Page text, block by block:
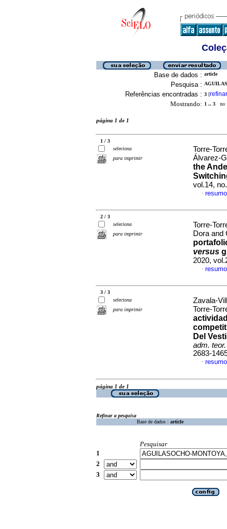
Base de dados : article
Pesquisa :
Referências encontradas : 3 [refinar
Mostrando: 1 .. 3 no
página 1 de 1
1 / 3
seleciona
para imprimir
Torre-
Álvarez-
the
vol.14,
·
2 / 3
seleciona
para imprimir
Torre-
Dora and
versus
2020,
·
3 / 3
seleciona
para imprimir
Zavala-
Torre-
Del
adm.
2683-
·
página 1 de 1
Refinar a pesquisa
Base de dados : article
Pesquisar
1
2
3